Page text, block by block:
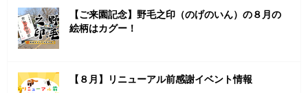
【ご来園記念】野毛之印（のげのいん）の８月の
絵柄はカグー！
【８月】リニューアル前感謝イベント情報